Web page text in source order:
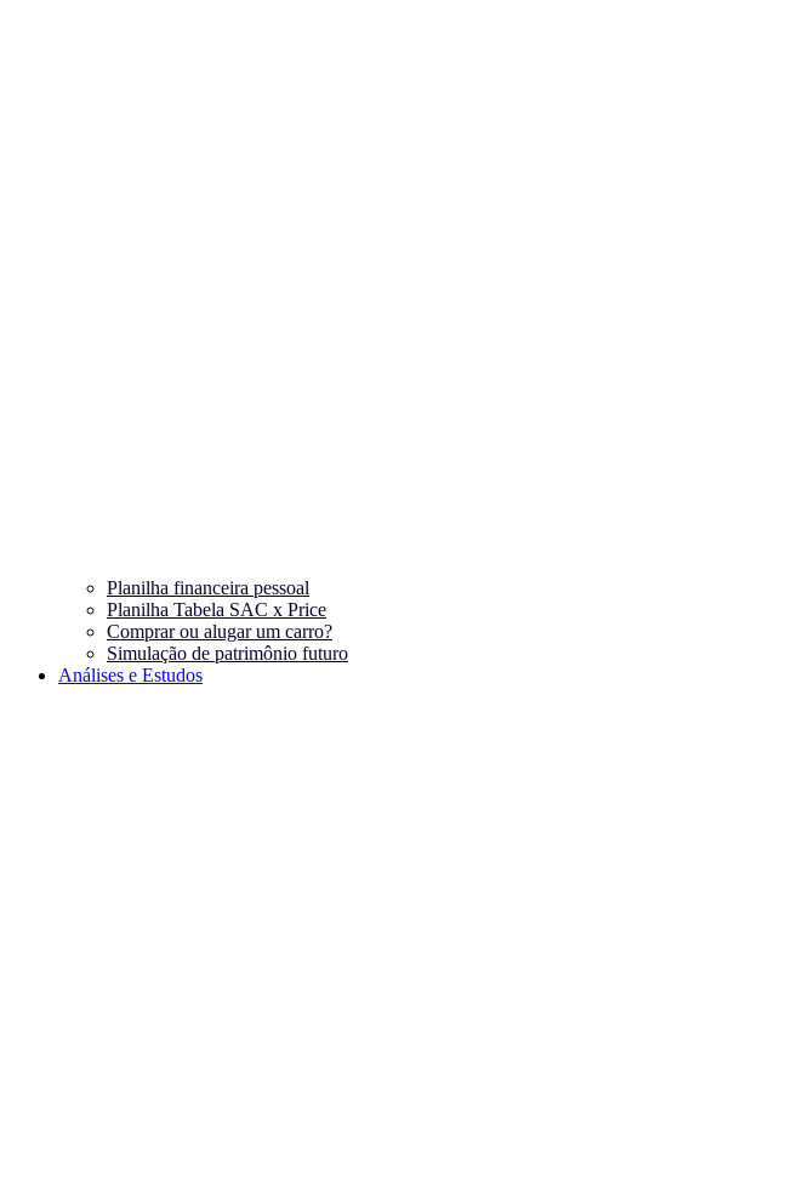
Planilha financeira pessoal
Planilha Tabela SAC x Price
Comprar ou alugar um carro?
Simulação de patrimônio futuro
Análises e Estudos